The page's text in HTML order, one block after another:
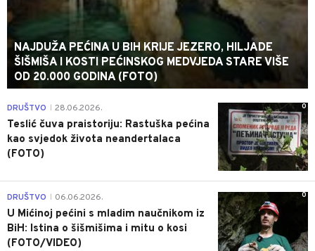
NAJDUŽA PEĆINA U BIH KRIJE JEZERO, HILJADE
ŠIŠMIŠA I KOSTI PEĆINSKOG MEDVJEDA STARE VIŠE
OD 20.000 GODINA (FOTO)
0
DRUŠTVO 28.06.2026.
Teslić čuva praistoriju: Rastuška pećina
kao svjedok života neandertalaca
(FOTO)
0
DRUŠTVO 06.06.2026.
U Mićinoj pećini s mladim naučnikom iz
BiH: Istina o šišmišima i mitu o kosi
(FOTO/VIDEO)